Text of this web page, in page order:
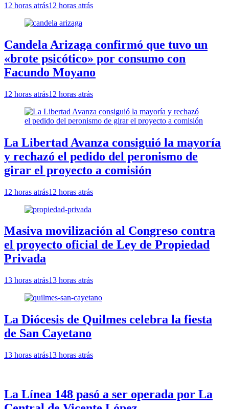
12 horas atrás12 horas atrás
Candela Arizaga confirmó que tuvo un
«brote psicótico» por consumo con
Facundo Moyano
12 horas atrás12 horas atrás
La Libertad Avanza consiguió la mayoría
y rechazó el pedido del peronismo de
girar el proyecto a comisión
12 horas atrás12 horas atrás
Masiva movilización al Congreso contra
el proyecto oficial de Ley de Propiedad
Privada
13 horas atrás13 horas atrás
La Diócesis de Quilmes celebra la fiesta
de San Cayetano
13 horas atrás13 horas atrás
La Línea 148 pasó a ser operada por La